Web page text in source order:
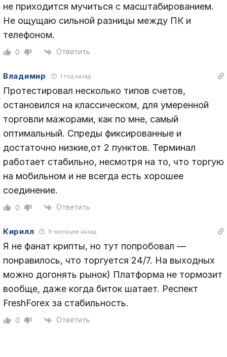
не приходится мучиться с масштабированием.
Не ощущаю сильной разницы между ПК и
телефоном.
0 Ответить
Владимир 1 год назад
Протестировал несколько типов счетов,
остановился на классическом, для умеренной
торговли мажорами, как по мне, самый
оптимальный. Спреды фиксированные и
достаточно низкие,от 2 пунктов. Терминал
работает стабильно, несмотря на то, что торгую
на мобильном и не всегда есть хорошее
соединение.
0 Ответить
Кирилл 9 месяцев назад
Я не фанат крипты, но тут попробовал —
понравилось, что торгуется 24/7. На выходных
можно догонять рынок) Платформа не тормозит
вообще, даже когда биток шатает. Респект
FreshForex за стабильность.
0 Ответить